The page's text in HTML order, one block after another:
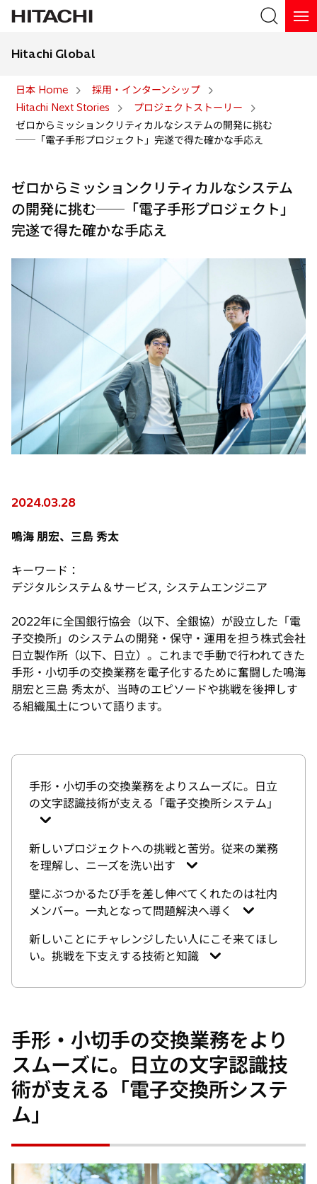
Hitachi Global
日本 Home
採用・インターンシップ
Hitachi Next Stories
プロジェクトストーリー
ゼロからミッションクリティカルなシステムの開発に挑む
──「電子手形プロジェクト」完遂で得た確かな手応え
ゼロからミッションクリティカルなシステム
の開発に挑む──「電子手形プロジェクト」
完遂で得た確かな手応え
2024.03.28
鳴海 朋宏、三島 秀太
キーワード：
デジタルシステム＆サービス, システムエンジニア
2022年に全国銀行協会（以下、全銀協）が設立した「電
子交換所」のシステムの開発・保守・運用を担う株式会社
日立製作所（以下、日立）。これまで手動で行われてきた
手形・小切手の交換業務を電子化するために奮闘した鳴海
朋宏と三島 秀太が、当時のエピソードや挑戦を後押しす
る組織風土について語ります。
手形・小切手の交換業務をよりスムーズに。日立
の文字認識技術が支える「電子交換所システム」
新しいプロジェクトへの挑戦と苦労。従来の業務
を理解し、ニーズを洗い出す
壁にぶつかるたび手を差し伸べてくれたのは社内
メンバー。一丸となって問題解決へ導く
新しいことにチャレンジしたい人にこそ来てほし
い。挑戦を下支えする技術と知識
手形・小切手の交換業務をより
スムーズに。日立の文字認識技
術が支える「電子交換所システ
ム」